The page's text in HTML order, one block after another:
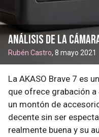
Análisis de la cámara
Rubén Castro, 8 mayo 2021
La AKASO Brave 7 es
que ofrece grabación
un montón de
decente sin ser
realmente buena y su